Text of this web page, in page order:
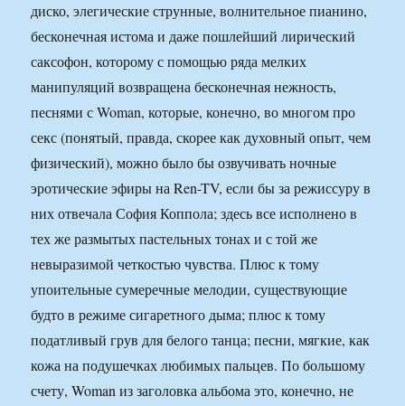
диско, элегические струнные, волнительное пианино,
бесконечная истома и даже пошлейший лирический
саксофон, которому с помощью ряда мелких
манипуляций возвращена бесконечная нежность,
песнями с Woman, которые, конечно, во многом про
секс (понятый, правда, скорее как духовный опыт, чем
физический), можно было бы озвучивать ночные
эротические эфиры на Ren-TV, если бы за режиссуру в
них отвечала София Коппола; здесь все исполнено в
тех же размытых пастельных тонах и с той же
невыразимой четкостью чувства. Плюс к тому
упоительные сумеречные мелодии, существующие
будто в режиме сигаретного дыма; плюс к тому
податливый грув для белого танца; песни, мягкие, как
кожа на подушечках любимых пальцев. По большому
счету, Woman из заголовка альбома это, конечно, не